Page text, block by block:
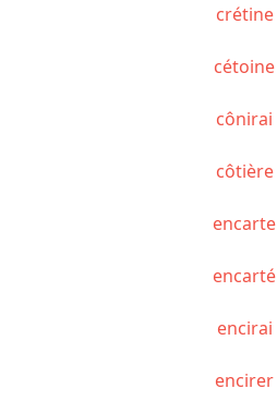
crétine
cétoine
cônirai
côtière
encarte
encarté
encirai
encirer